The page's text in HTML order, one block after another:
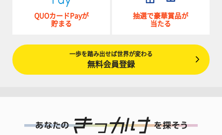
QUOカードPayが
貯まる
抽選で豪華賞品が
当たる
一歩を踏み出せば世界が変わる
無料会員登録